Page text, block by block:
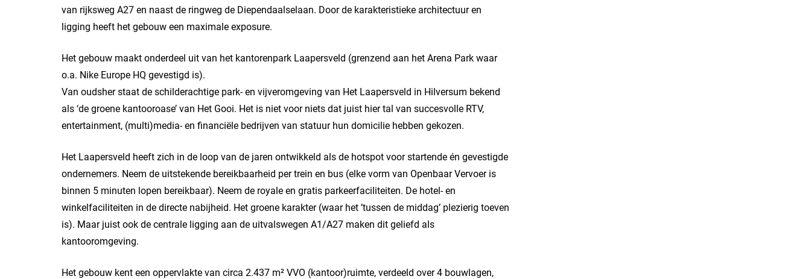
van rijksweg A27 en naast de ringweg de Diependaalselaan. Door de karakteristieke architectuur en
ligging heeft het gebouw een maximale exposure.
Het gebouw maakt onderdeel uit van het kantorenpark Laapersveld (grenzend aan het Arena Park waar
o.a. Nike Europe HQ gevestigd is).
Van oudsher staat de schilderachtige park- en vijveromgeving van Het Laapersveld in Hilversum bekend
als ‘de groene kantooroase’ van Het Gooi. Het is niet voor niets dat juist hier tal van succesvolle RTV,
entertainment, (multi)media- en financiële bedrijven van statuur hun domicilie hebben gekozen.
Het Laapersveld heeft zich in de loop van de jaren ontwikkeld als de hotspot voor startende én gevestigde
ondernemers. Neem de uitstekende bereikbaarheid per trein en bus (elke vorm van Openbaar Vervoer is
binnen 5 minuten lopen bereikbaar). Neem de royale en gratis parkeerfaciliteiten. De hotel- en
winkelfaciliteiten in de directe nabijheid. Het groene karakter (waar het ’tussen de middag’ plezierig toeven
is). Maar juist ook de centrale ligging aan de uitvalswegen A1/A27 maken dit geliefd als
kantooromgeving.
Het gebouw kent een oppervlakte van circa 2.437 m² VVO (kantoor)ruimte, verdeeld over 4 bouwlagen,